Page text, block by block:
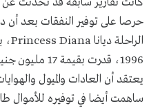
حرصا على توفير النفقات بعد أن
الراحلة دياناPrincess Diana،
1996، قدرت
يعتقد أن العادات والميول
ساهمت أيضا في توفيره للأموال